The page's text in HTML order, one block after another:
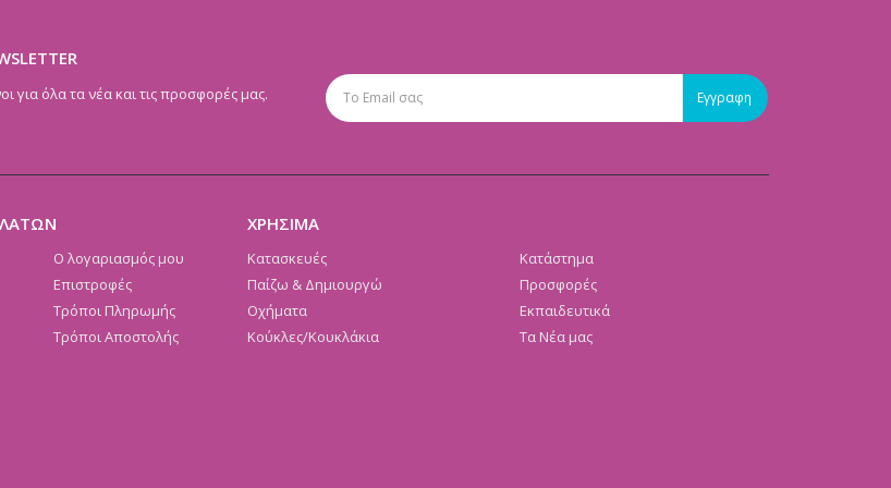
για όλα τα νέα και τις προσφορές μας.
Ο λογαριασμός μου
Επιστροφές
Τρόποι Πληρωμής
Τρόποι Αποστολής
ΧΡΗΣΙΜΑ
Κατασκευές
Παίζω & Δημιουργώ
Οχήματα
Κούκλες/Κουκλάκια
Κατάστημα
Προσφορές
Εκπαιδευτικά
Τα Νέα μας